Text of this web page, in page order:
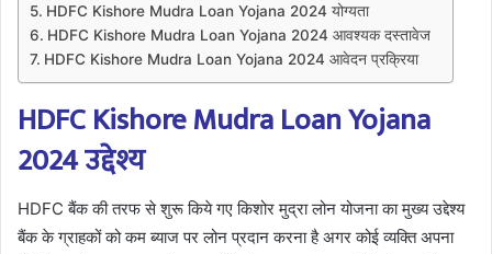
HDFC Kishore Mudra Loan Yojana 2024 योग्यता
HDFC Kishore Mudra Loan Yojana 2024 आवश्यक दस्तावेज
HDFC Kishore Mudra Loan Yojana 2024 आवेदन प्रक्रिया
HDFC Kishore Mudra Loan Yojana
2024 उद्देश्य
HDFC बैंक की तरफ से शुरू किये गए किशोर मुद्रा लोन योजना का मुख्य उद्देश्य
बैंक के ग्राहकों को कम ब्याज पर लोन प्रदान करना है अगर कोई व्यक्ति अपना